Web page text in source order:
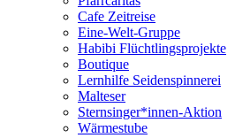
Cafe Zeitreise
Eine-Welt-Gruppe
Habibi Flüchtlingsprojekte
Boutique
Lernhilfe Seidenspinnerei
Malteser
Sternsinger*innen-Aktion
Wärmestube